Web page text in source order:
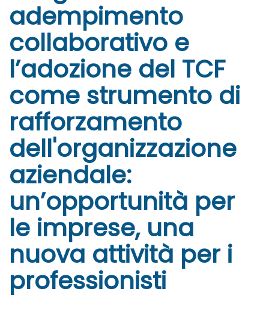
adempimento
collaborativo e
l’adozione del TCF
come strumento di
rafforzamento
dell'organizzazione
aziendale:
un’opportunità per
le imprese, una
nuova attività per i
professionisti